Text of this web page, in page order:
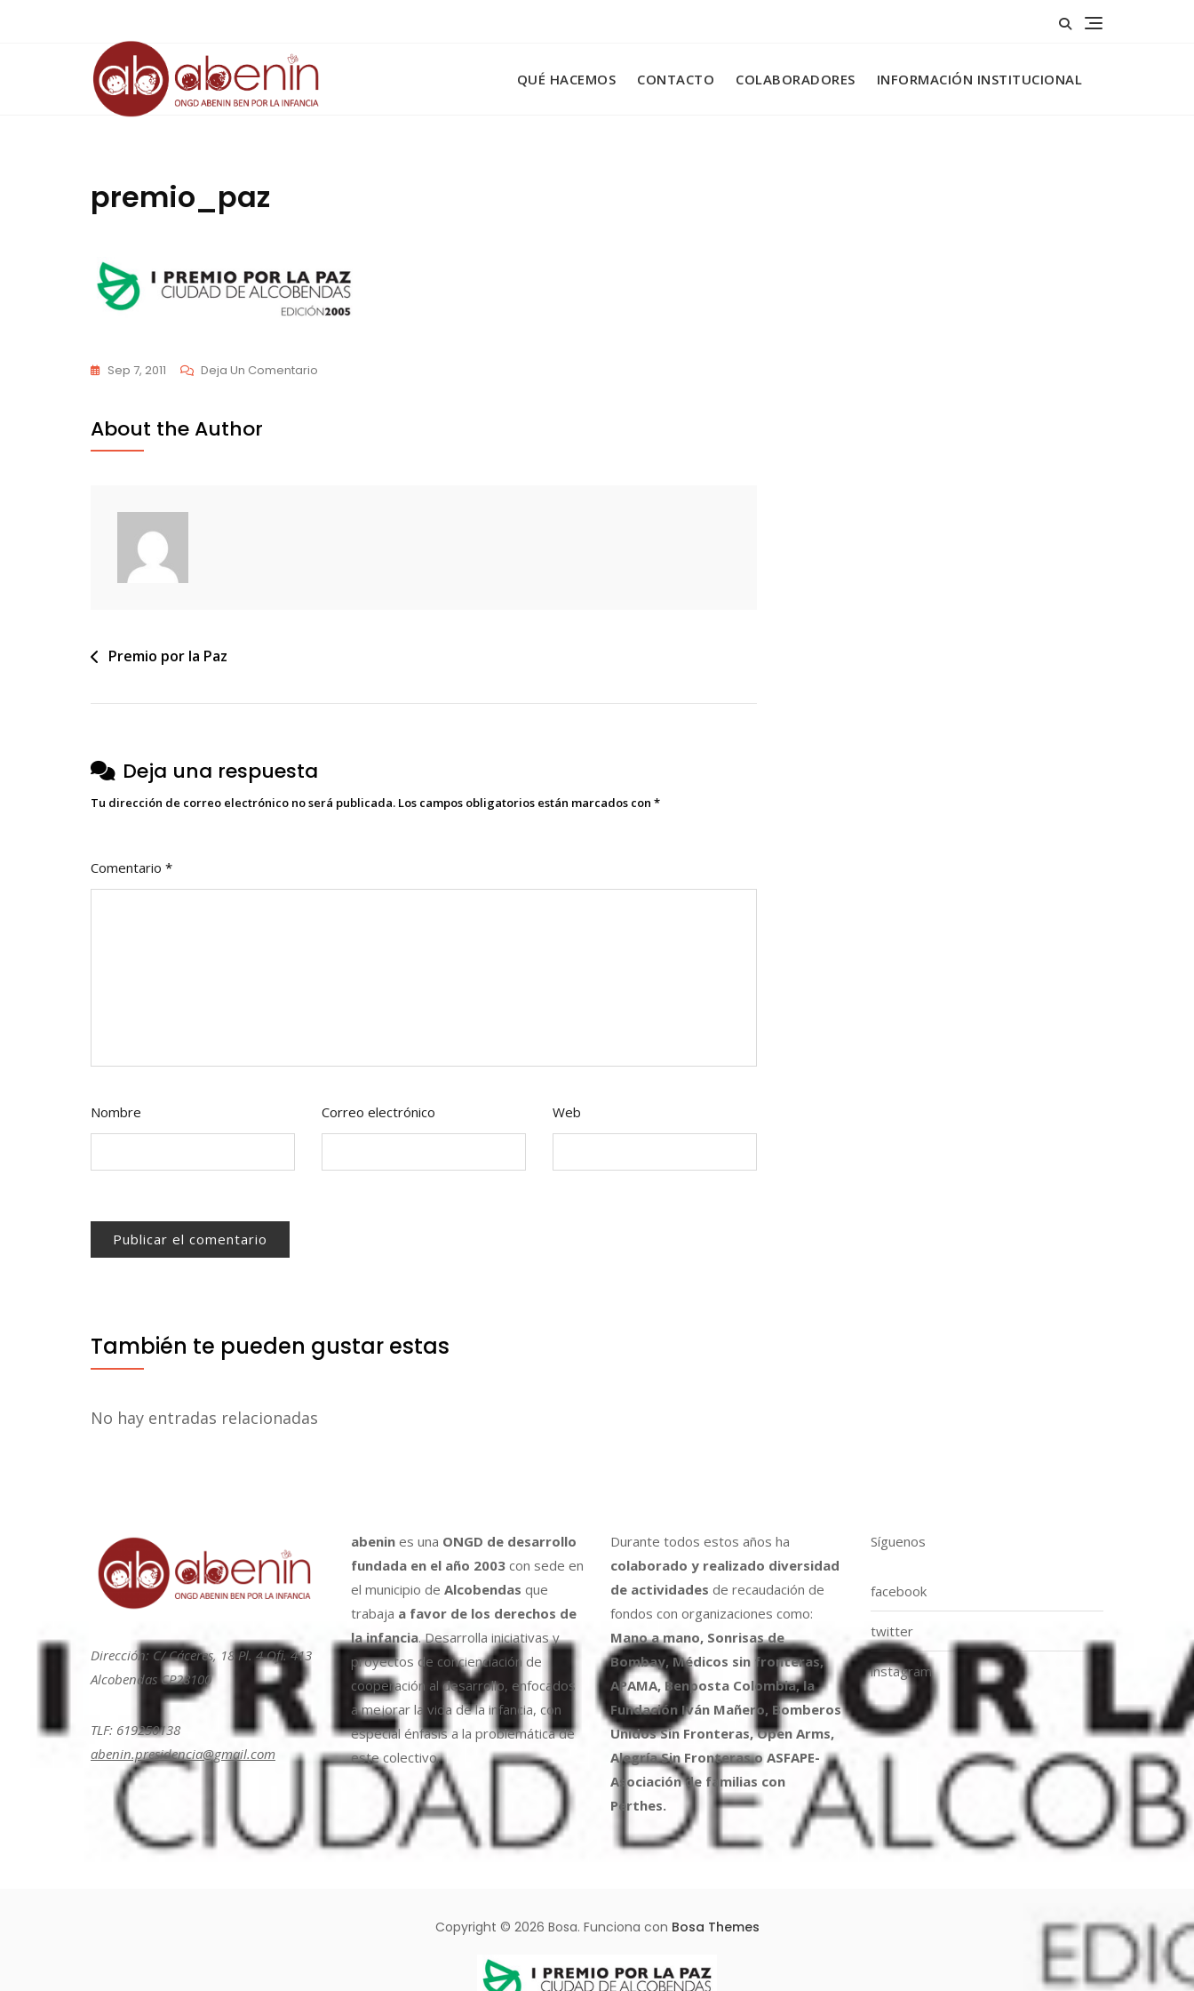
QUÉ HACEMOS
CONTACTO COLABORADORES INFORMACIÓN INSTITUCIONAL
premio_paz
Sep 7, 2011 Deja Un Comentario
About the Author
Navegación
Premio por la Paz
Deja una respuesta
Tu dirección de correo electrónico no será publicada. Los campos obligatorios están marcados con *
Comentario *
Nombre Correo electrónico Web
También te pueden gustar estas
No hay entradas relacionadas
Dirección: C/ Cáceres, 18 Pl. 4 Ofi. 413
Alcobendas CP28100
TLF: 619250138
abenin.presidencia@gmail.com
abenines una ONGD de desarrollo
fundada en el año 2003con sede en
el municipio de Alcobendas que
trabaja a favor de los derechos de
la infancia. Desarrolla iniciativas y
proyectos de concienciación de
cooperación al desarrollo, enfocados
a mejorar la vida de la infancia, con
especial énfasis a la problemática de
este colectivo.
Durante todos estos años ha
colaborado y realizado diversidad
de actividades de recaudación de
fondos con organizaciones como:
Mano a mano, Sonrisas de
Bombay, Médicos sin fronteras,
APAMA, Benposta Colombia, la
Fundación Iván Mañero, Bomberos
Unidos Sin Fronteras, Open Arms,
Alegría Sin Fronteras o ASFAPE-
Asociación de familias con
Perthes.
Síguenos
facebook
twitter
instagram
Copyright © 2026 Bosa. Funciona con Bosa Themes